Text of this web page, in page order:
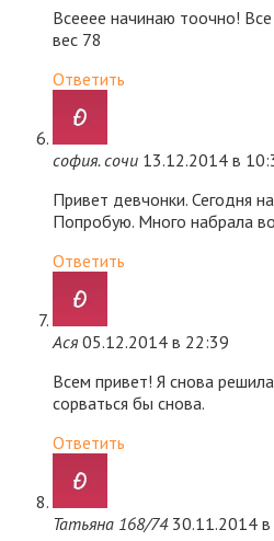
Всееее начинаю тоочно!
вес 78
Ответить
софия. сочи 13.12.2014 в
Привет девчонки. Сегодня
Попробую. Много набрала
Ответить
Ася 05.12.2014 в 22:39
Всем привет! Я снова
сорваться бы снова.
Ответить
Татьяна 168/74 30.11.2014